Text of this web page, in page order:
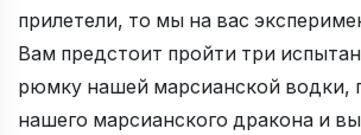
прилетели, то мы на вас
Вам предстоит пройти три
рюмку нашей марсианской водки,
нашего марсианского дракона и